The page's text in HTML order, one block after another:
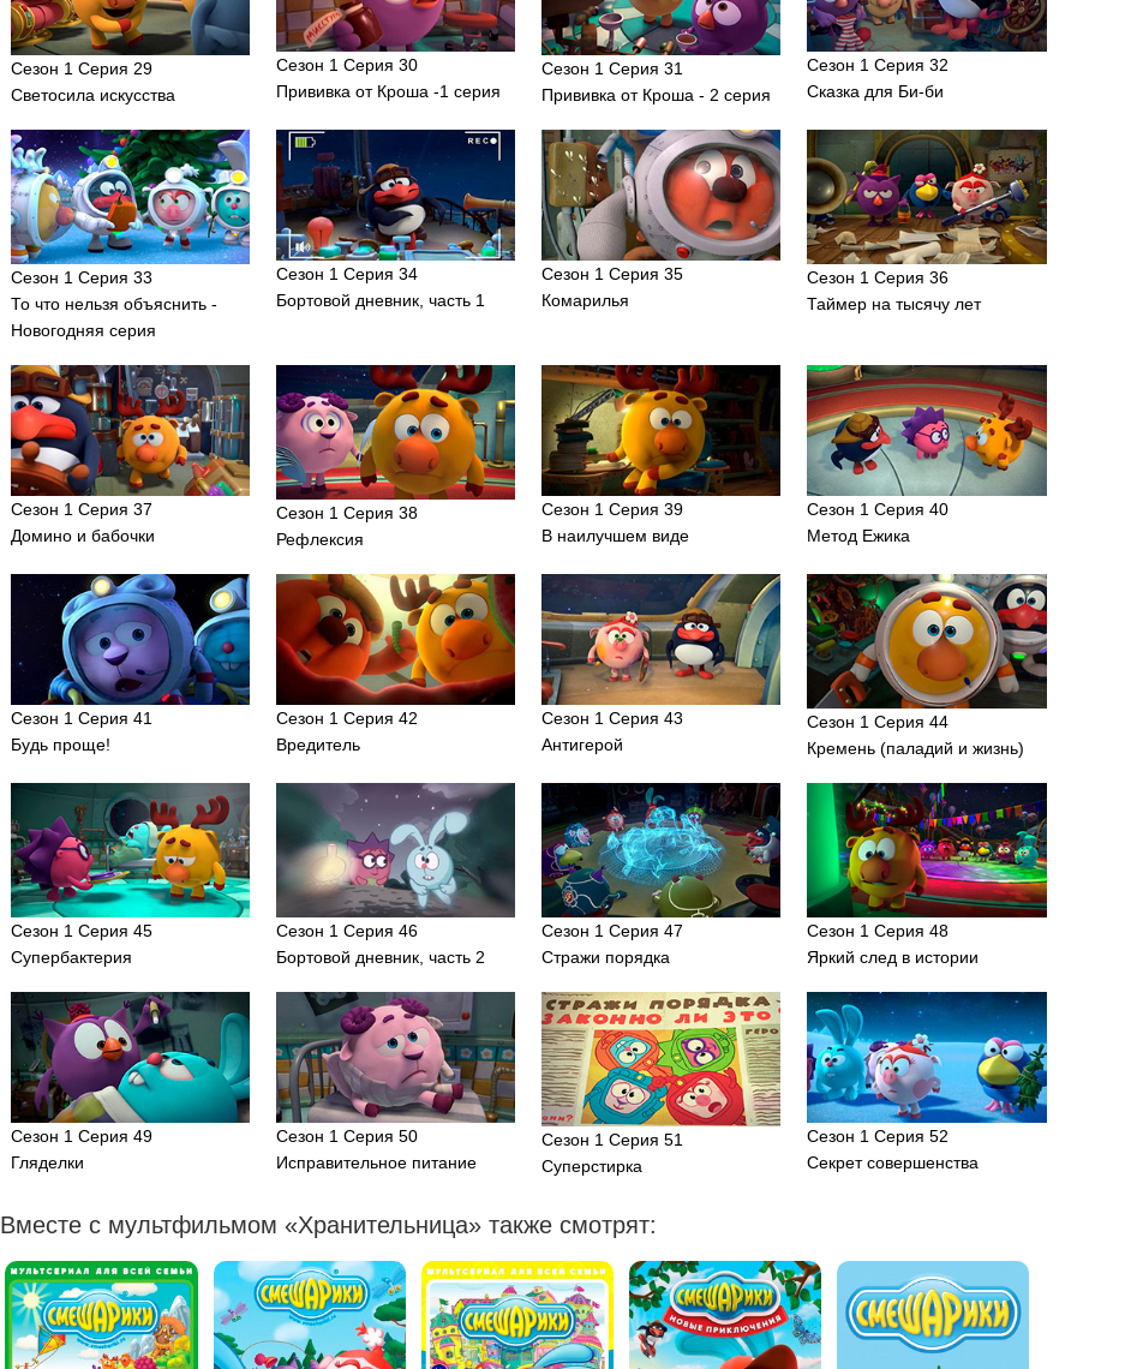
Сезон 1 Серия 29
Светосила искусства
Сезон 1 Серия 30
Прививка от Кроша -1 серия
Сезон 1 Серия 31
Прививка от Кроша - 2 серия
Сезон 1 Серия 32
Сказка для Би-би
Сезон 1 Серия 33
То что нельзя объяснить -
Новогодняя серия
Сезон 1 Серия 34
Бортовой дневник, часть 1
Сезон 1 Серия 35
Комарилья
Сезон 1 Серия 36
Таймер на тысячу лет
Сезон 1 Серия 37
Домино и бабочки
Сезон 1 Серия 38
Рефлексия
Сезон 1 Серия 39
В наилучшем виде
Сезон 1 Серия 40
Метод Ежика
Сезон 1 Серия 41
Будь проще!
Сезон 1 Серия 42
Вредитель
Сезон 1 Серия 43
Антигерой
Сезон 1 Серия 44
Кремень (паладий и жизнь)
Сезон 1 Серия 45
Супербактерия
Сезон 1 Серия 46
Бортовой дневник, часть 2
Сезон 1 Серия 47
Стражи порядка
Сезон 1 Серия 48
Яркий след в истории
Сезон 1 Серия 49
Гляделки
Сезон 1 Серия 50
Исправительное питание
Сезон 1 Серия 51
Суперстирка
Сезон 1 Серия 52
Секрет совершенства
Вместе с мультфильмом «Хранительница» также смотрят: